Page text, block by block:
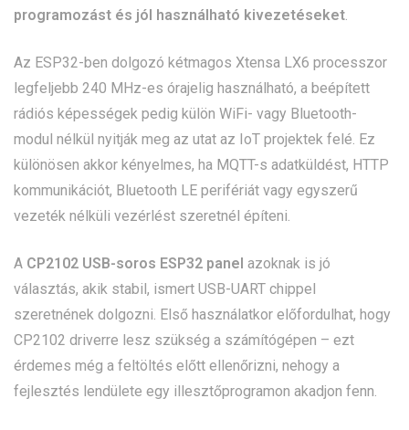
programozást és jól használható kivezetéseket.
Az ESP32-ben dolgozó kétmagos Xtensa LX6 processzor
legfeljebb 240 MHz-es órajelig használható, a beépített
rádiós képességek pedig külön WiFi- vagy Bluetooth-
modul nélkül nyitják meg az utat az IoT projektek felé. Ez
különösen akkor kényelmes, ha MQTT-s adatküldést, HTTP
kommunikációt, Bluetooth LE perifériát vagy egyszerű
vezeték nélküli vezérlést szeretnél építeni.
A CP2102 USB-soros ESP32 panel azoknak is jó
választás, akik stabil, ismert USB-UART chippel
szeretnének dolgozni. Első használatkor előfordulhat, hogy
CP2102 driverre lesz szükség a számítógépen – ezt
érdemes még a feltöltés előtt ellenőrizni, nehogy a
fejlesztés lendülete egy illesztőprogramon akadjon fenn.